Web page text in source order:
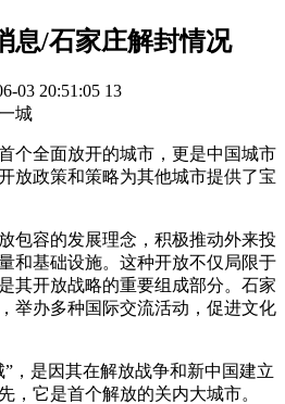
息/石家庄解封情况
03 20:51:05 13
城
个全面放开的城市，更是中国城市
放政策和策略为其他城市提供了宝
包容的发展理念，积极推动外来投
和基础设施。这种开放不仅局限于
其开放战略的重要组成部分。石家
举办多种国际交流活动，促进文化
，是因其在解放战争和新中国建立
，它是首个解放的关内大城市。